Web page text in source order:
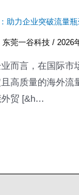
助力企业突破流量
东莞一谷科技/2026
而言，在国际市
高质量的海外流
外贸 [&h…